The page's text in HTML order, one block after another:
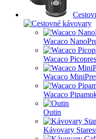
Wacaco
Wacaco
Wacaco
Wacaco
Outin
Kávovary